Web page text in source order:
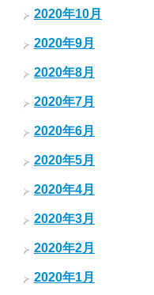
2020年10月
2020年9月
2020年8月
2020年7月
2020年6月
2020年5月
2020年4月
2020年3月
2020年2月
2020年1月